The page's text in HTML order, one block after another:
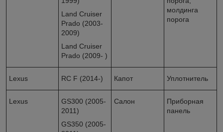
Land Cruiser
Prado (2003-
2009)
Land Cruiser
Prado (2009- )
молдинга
порога
Lexus RC F (2014-) Капот Уплотнитель
Lexus
GS300 (2005-
2011)
GS350 (2005-
Салон
Приборная
панель